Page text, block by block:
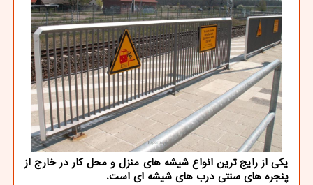
یكی از رایج ترین انواع شیشه های منزل و محل كار در خارج از
پنجره های سنتی درب های شیشه ای است.